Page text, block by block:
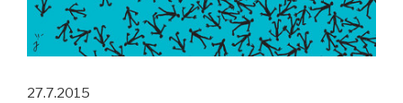
27.7.2015